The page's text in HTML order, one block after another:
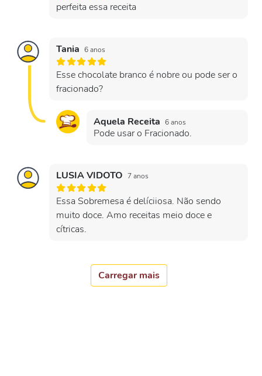
perfeita essa receita
Tania 6 anos
Esse chocolate branco é nobre ou pode ser o
fracionado?
Aquela Receita 6 anos
Pode usar o Fracionado.
LUSIA VIDOTO 7 anos
Essa Sobremesa é delíciiosa. Não sendo
muito doce. Amo receitas meio doce e
cítricas.
Carregar mais